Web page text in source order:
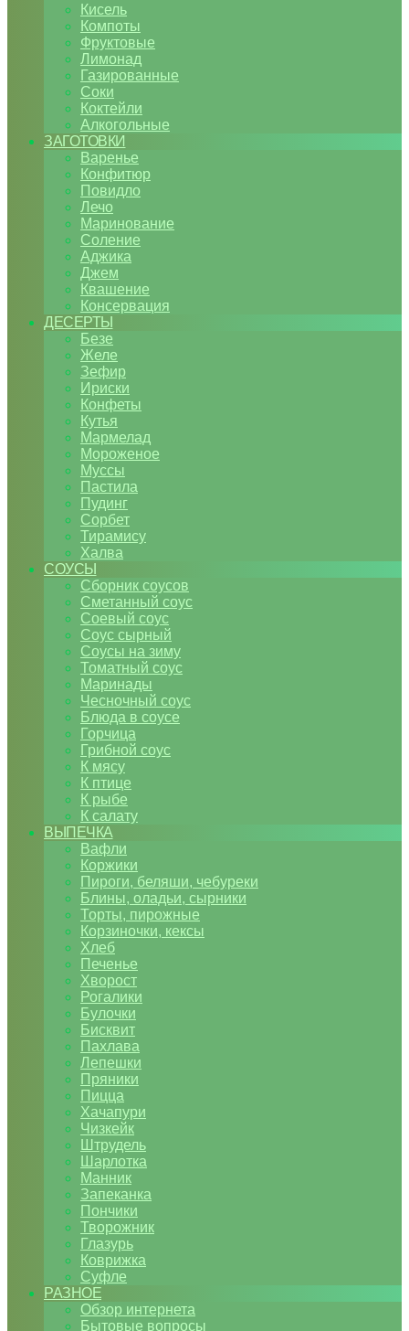
Кисель
Компоты
Фруктовые
Лимонад
Газированные
Соки
Коктейли
Алкогольные
ЗАГОТОВКИ
Варенье
Конфитюр
Повидло
Лечо
Маринование
Соление
Аджика
Джем
Квашение
Консервация
ДЕСЕРТЫ
Безе
Желе
Зефир
Ириски
Конфеты
Кутья
Мармелад
Мороженое
Муссы
Пастила
Пудинг
Сорбет
Тирамису
Халва
СОУСЫ
Сборник соусов
Сметанный соус
Соевый соус
Соус сырный
Соусы на зиму
Томатный соус
Маринады
Чесночный соус
Блюда в соусе
Горчица
Грибной соус
К мясу
К птице
К рыбе
К салату
ВЫПЕЧКА
Вафли
Коржики
Пироги, беляши, чебуреки
Блины, оладьи, сырники
Торты, пирожные
Корзиночки, кексы
Хлеб
Печенье
Хворост
Рогалики
Булочки
Бисквит
Пахлава
Лепешки
Пряники
Пицца
Хачапури
Чизкейк
Штрудель
Шарлотка
Манник
Запеканка
Пончики
Творожник
Глазурь
Коврижка
Суфле
РАЗНОЕ
Обзор интернета
Бытовые вопросы